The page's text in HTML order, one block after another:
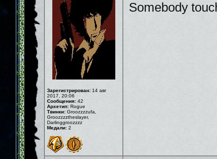
Зарегистрирован: 14 авг
2017, 20:06
Сообщения: 42
Архетип: Rogue
Твинки: Groozzzzufa,
Groozzzztheslayer,
Darlinggroozzzz
Медали: 2
Somebody